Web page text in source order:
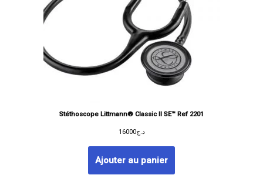
Stéthoscope Littmann® Classic II SE™ Ref 2201
د.ج16000
Ajouter au panier